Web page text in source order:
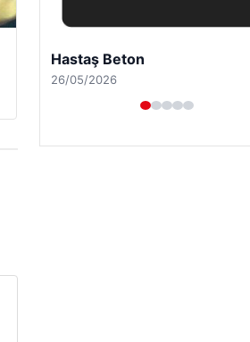
Enes Kaplan Avukatlık Bürosu
28/04/2026